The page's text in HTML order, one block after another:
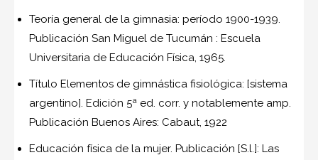
Teoría general de la gimnasia: período 1900-1939.
Publicación San Miguel de Tucumán : Escuela
Universitaria de Educación Física, 1965.
Título Elementos de gimnástica fisiológica: [sistema
argentino]. Edición 5ª ed. corr. y notablemente amp.
Publicación Buenos Aires: Cabaut, 1922
Educación física de la mujer. Publicación [S.l.]: Las